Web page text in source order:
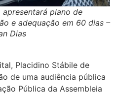
plano de
e adequação em 60 dias –
Dias
Placidino Stábile de
de uma audiência pública
Pública da Assembleia